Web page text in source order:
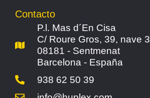
Contacto
P.l. Mas d´En Cisa
C/ Roure Gros, 39, nave 3
08181 - Sentmenat
Barcelona - España
938 62 50 39